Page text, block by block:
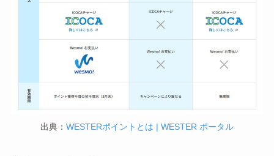
出典： WESTERポイントとは | WESTER ポータル